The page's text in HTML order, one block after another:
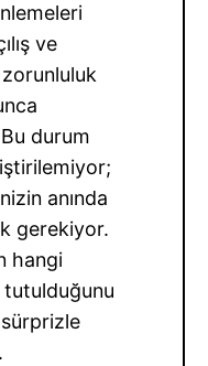
ve
zorunluluk
durum
anında
gerekiyor.
hangi